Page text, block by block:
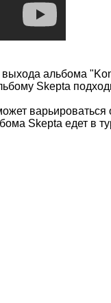
альбома
Skepta
Skepta едет в